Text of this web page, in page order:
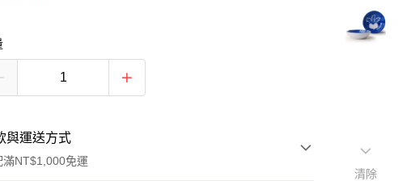
與運送方式
滿NT$1,000免運
清除